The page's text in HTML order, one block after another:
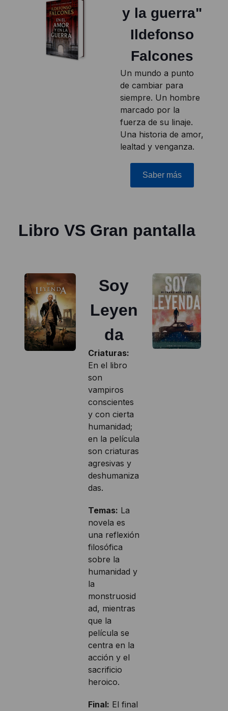
y la guerra"
Ildefonso
Falcones
Un mundo a punto
de cambiar para
siempre. Un hombre
marcado por la
fuerza de su linaje.
Una historia de amor,
lealtad y venganza.
Saber más
Libro VS Gran pantalla
Soy
Leyen
da
Criaturas:
En el libro
son
vampiros
conscientes
y con cierta
humanidad;
en la película
son criaturas
agresivas y
deshumaniza
das.
Temas: La
novela es
una reflexión
filosófica
sobre la
humanidad y
la
monstruosid
ad, mientras
que la
película se
centra en la
acción y el
sacrificio
heroico.
Final: El final